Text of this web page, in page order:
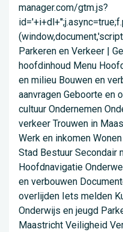
manager.com/gtm.js?
Parkeren en Verkeer |
hoofdinhoud Menu
en milieu Bouwen en
aanvragen Geboorte en
cultuur Ondernemen
verkeer Trouwen in
Werk en inkomen
Stad Bestuur Secondair
Hoofdnavigatie
en verbouwen
overlijden Iets melden
Onderwijs en jeugd
Maastricht Veiligheid